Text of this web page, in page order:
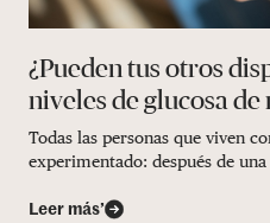
¿Pueden tus otros
niveles de glucosa de
Todas las personas que viven
experimentado: después de
Leer más’